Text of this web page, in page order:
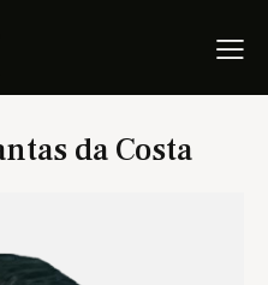
da Costa